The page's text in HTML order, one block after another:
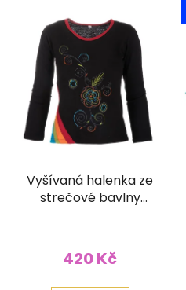
Vyšívaná halenka ze
strečové bavlny
420 Kč